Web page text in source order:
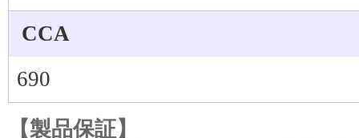
CCA
690
【製品保証】